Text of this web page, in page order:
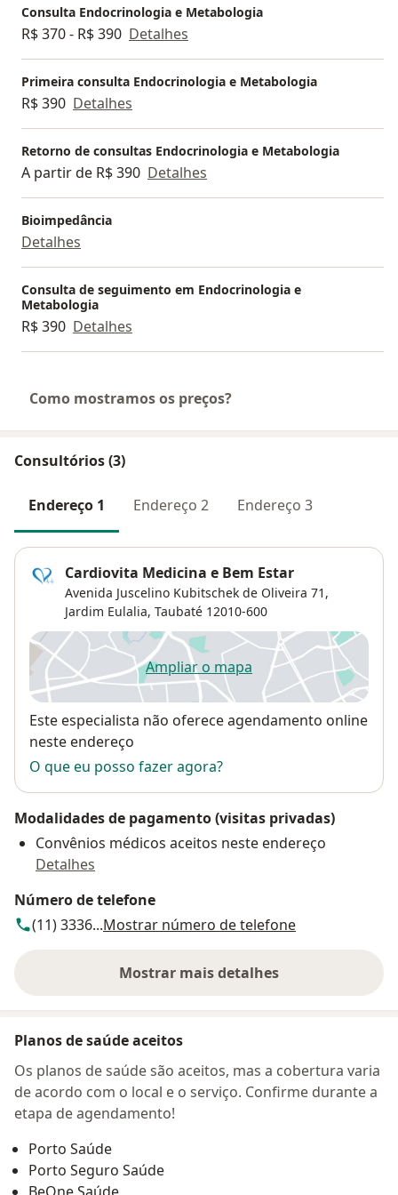
Consulta Endocrinologia e Metabologia
R$ 370 - R$ 390 Detalhes
Primeira consulta Endocrinologia e Metabologia
R$ 390 Detalhes
Retorno de consultas Endocrinologia e Metabologia
A partir de R$ 390 Detalhes
Bioimpedância
Detalhes
Consulta de seguimento em Endocrinologia e
Metabologia
R$ 390 Detalhes
Como mostramos os preços?
Consultórios (3)
Endereço 1 Endereço 2 Endereço 3
Cardiovita Medicina e Bem Estar
Avenida Juscelino Kubitschek de Oliveira 71,
Jardim Eulalia, Taubaté 12010-600
Ampliar o mapaabre num novo separador
Disponibilidade
Este especialista não oferece agendamento online
neste endereço
O que eu posso fazer agora?
Modalidades de pagamento (visitas privadas)
Convênios médicos aceitos neste endereço
Detalhes
Número de telefone
(11) 3336...Mostrar número de telefone
Mostrar mais detalhes
sobre o endereço
Planos de saúde aceitos
Os planos de saúde são aceitos, mas a cobertura varia
de acordo com o local e o serviço. Confirme durante a
etapa de agendamento!
Porto Saúde
Porto Seguro Saúde